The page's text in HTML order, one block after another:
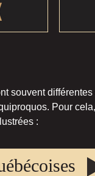
souvent
Pour
: